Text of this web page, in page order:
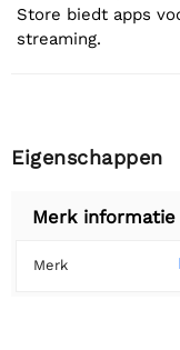
Store biedt apps
streaming.
Eigenschappen
Merk informatie
Merk